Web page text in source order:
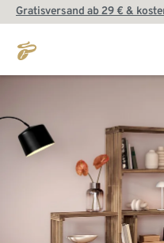
Gratisversand ab 29 € &